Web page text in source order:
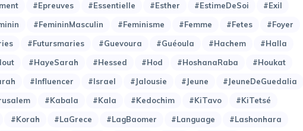
#Epreuves #Essentielle #Esther #EstimeDeSoi
#Exil
#FemininMasculin #Feminisme #Femme #Fetes
#Foyer
#Futursmaries #Guevoura #Guéoula #Hachem
#Halla
#HayeSarah #Hessed #Hod #HoshanaRaba
#Houkat
#Influencer #Israel #Jalousie #Jeune
#JeuneDeGuedalia
#Kabala #Kala #Kedochim #KiTavo
#KiTetsé
#Korah #LaGrece #LagBaomer #Language
#Lashonhara